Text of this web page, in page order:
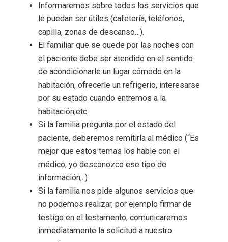
Informaremos sobre todos los servicios que
le puedan ser útiles (cafetería, teléfonos,
capilla, zonas de descanso…).
El familiar que se quede por las noches con
el paciente debe ser atendido en el sentido
de acondicionarle un lugar cómodo en la
habitación, ofrecerle un refrigerio, interesarse
por su estado cuando entremos a la
habitación,etc.
Si la familia pregunta por el estado del
paciente, deberemos remitirla al médico (“Es
mejor que estos temas los hable con el
médico, yo desconozco ese tipo de
información,..)
Si la familia nos pide algunos servicios que
no podemos realizar, por ejemplo firmar de
testigo en el testamento, comunicaremos
inmediatamente la solicitud a nuestro